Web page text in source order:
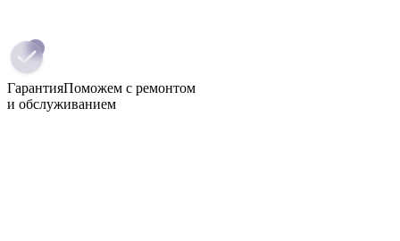
ГарантияПоможем с ремонтом
и обслуживанием